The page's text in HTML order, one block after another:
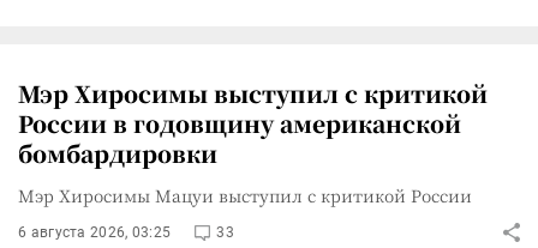
Мэр Хиросимы выступил с критикой
России в годовщину американской
бомбардировки
Мэр Хиросимы Мацуи выступил с критикой России
6 августа 2026, 03:25 33